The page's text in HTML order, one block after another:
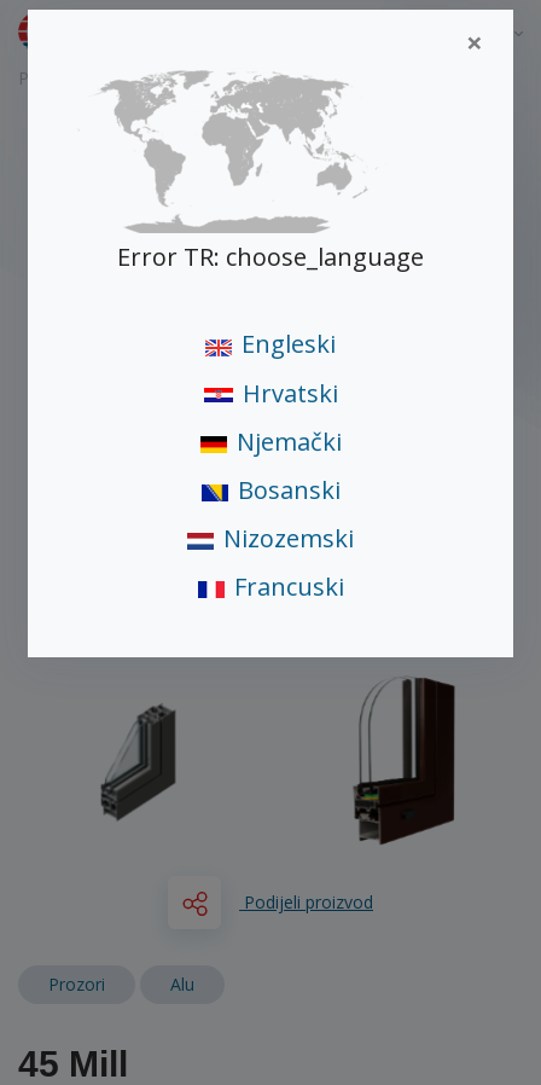
Bosanski
Početna Proizvodi 45 Mill
Podijeli proizvod
Prozori Alu
45 Mill
×
Error TR: choose_language
Engleski
Hrvatski
Njemački
Bosanski
Nizozemski
Francuski